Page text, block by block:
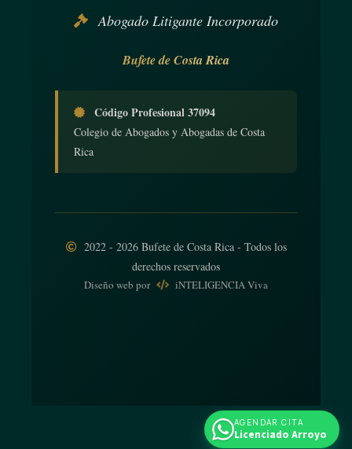
Abogado Litigante Incorporado
Bufete de Costa Rica
Código Profesional 37094
Colegio de Abogados y Abogadas de Costa
Rica
2022 - 2026 Bufete de Costa Rica - Todos los
derechos reservados
Diseño web por iNTELIGENCIA Viva
AGENDAR CITA
Licenciado Arroyo